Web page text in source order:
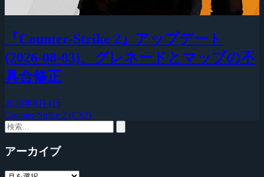
『Counter-Strike 2』アップデート
(2026-08-03)、グレネードとマップの不
具合修正
2026年8月4日
Counter-Strike 2 (CS2)
アーカイブ